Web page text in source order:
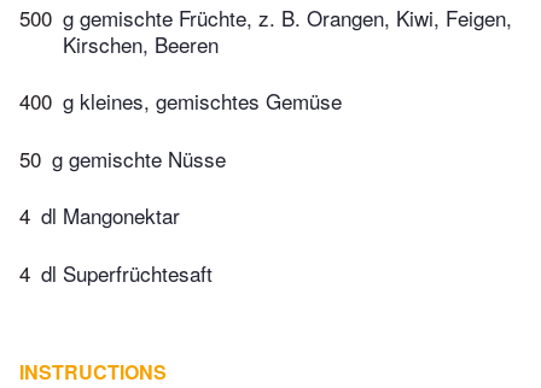
500 g gemischte Früchte, z. B. Orangen, Kiwi, Feigen,
Kirschen, Beeren
400 g kleines, gemischtes Gemüse
50 g gemischte Nüsse
4 dl Mangonektar
4 dl Superfrüchtesaft
INSTRUCTIONS